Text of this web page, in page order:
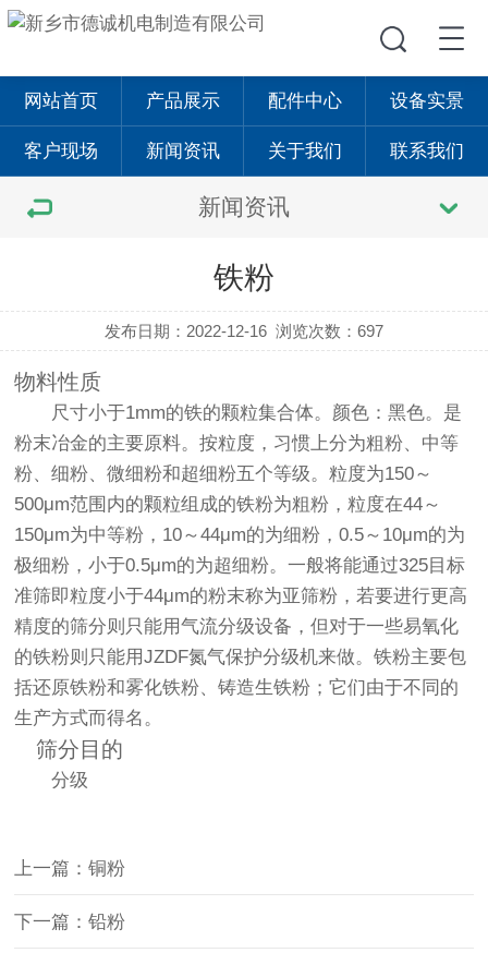
网站首页 产品展示 配件中心 设备实景
客户现场 新闻资讯 关于我们 联系我们
新闻资讯
铁粉
发布日期：2022-12-16 浏览次数：697
物料性质
尺寸小于1mm的铁的颗粒集合体。颜色：黑色。是
粉末冶金的主要原料。按粒度，习惯上分为粗粉、中等
粉、细粉、微细粉和超细粉五个等级。粒度为150～
500μm范围内的颗粒组成的铁粉为粗粉，粒度在44～
150μm为中等粉，10～44μm的为细粉，0.5～10μm的为
极细粉，小于0.5μm的为超细粉。一般将能通过325目标
准筛即粒度小于44μm的粉末称为亚筛粉，若要进行更高
精度的筛分则只能用气流分级设备，但对于一些易氧化
的铁粉则只能用JZDF氮气保护分级机来做。铁粉主要包
括还原铁粉和雾化铁粉、铸造生铁粉；它们由于不同的
生产方式而得名。
筛分目的
分级
上一篇：铜粉
下一篇：铅粉